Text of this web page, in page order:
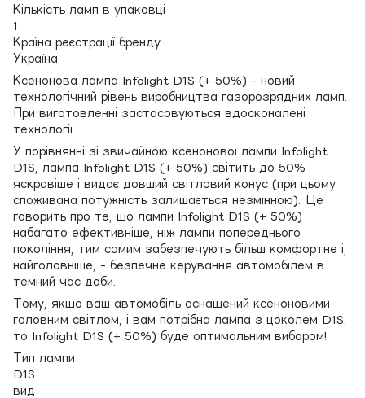
Кількість ламп в упаковці
1
Країна реєстрації бренду
Україна
Ксенонова лампа Infolight D1S (+ 50%) - новий
технологічний рівень виробництва газорозрядних ламп.
При виготовленні застосовуються вдосконалені
технології.
У порівнянні зі звичайною ксенонової лампи Infolight
D1S, лампа Infolight D1S (+ 50%) світить до 50%
яскравіше і видає довший світловий конус (при цьому
споживана потужність залишається незмінною). Це
говорить про те, що лампи Infolight D1S (+ 50%)
набагато ефективніше, ніж лампи попереднього
покоління, тим самим забезпечують більш комфортне і,
найголовніше, - безпечне керування автомобілем в
темний час доби.
Тому, якщо ваш автомобіль оснащений ксеноновими
головним світлом, і вам потрібна лампа з цоколем D1S,
то Infolight D1S (+ 50%) буде оптимальним вибором!
Тип лампи
D1S
вид